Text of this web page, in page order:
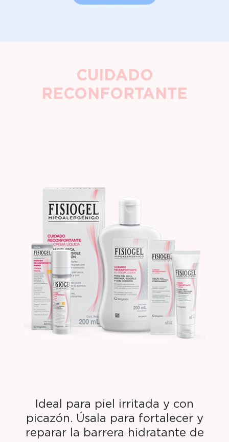
CUIDADO
RECONFORTANTE
Ideal para piel irritada y con
picazón.​ Úsala para fortalecer y
reparar la barrera hidratante de